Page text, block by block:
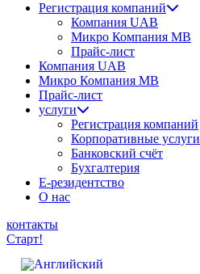
Регистрация компаний
Компания UAB
Микро Компания MB
Прайс-лист
Компания UAB
Микро Компания MB
Прайс-лист
услуги
Регистрация компаний
Корпоративные услуги
Банковский счёт
Бухгалтерия
Е-резидентство
О нас
контакты
Старт!